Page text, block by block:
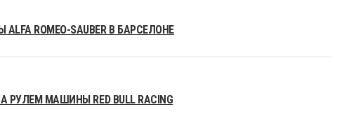
ROMEO-SAUBER В БАРСЕЛОНЕ
МАШИНЫ RED BULL RACING